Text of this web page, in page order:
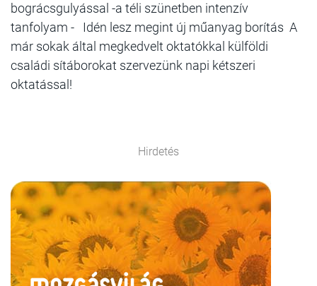
bográcsgulyással -a téli szünetben intenzív
tanfolyam - Idén lesz megint új műanyag borítás A
már sokak által megkedvelt oktatókkal külföldi
családi sítáborokat szervezünk napi kétszeri
oktatással!
Hirdetés